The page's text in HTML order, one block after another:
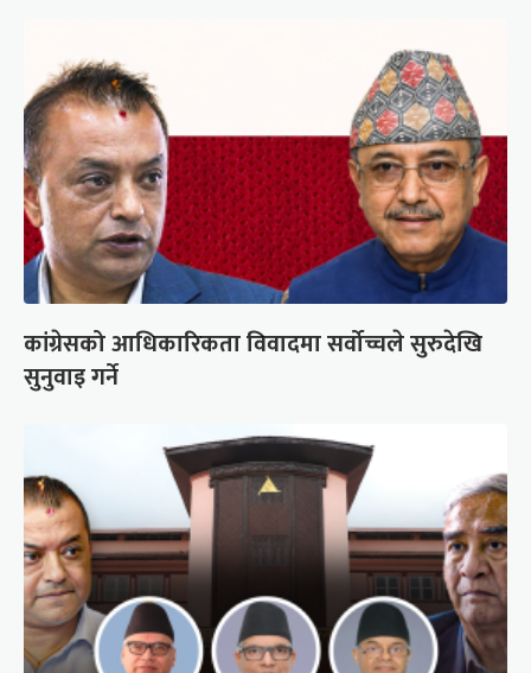
कांग्रेसको आधिकारिकता विवादमा सर्वोच्चले सुरुदेखि
सुनुवाइ गर्ने